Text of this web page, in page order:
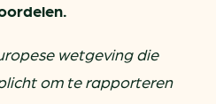
wetgeving die
om te rapporteren